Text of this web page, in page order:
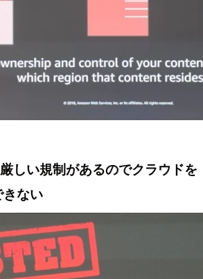
しい規制があるのでクラウドを
ない